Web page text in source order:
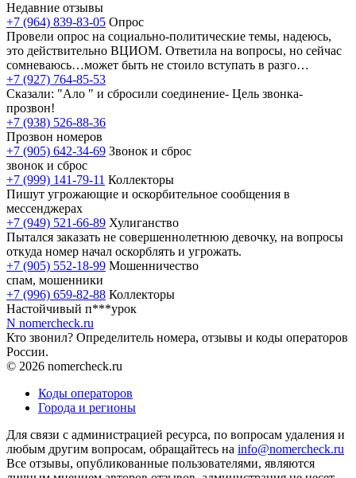
Недавние отзывы
+7 (964) 839-83-05 Опрос
Провели опрос на социально-политические темы, надеюсь,
это действительно ВЦИОМ. Ответила на вопросы, но сейчас
сомневаюсь…может быть не стоило вступать в разго…
+7 (927) 764-85-53
Сказали: "Ало " и сбросили соединение- Цель звонка-
прозвон!
+7 (938) 526-88-36
Прозвон номеров
+7 (905) 642-34-69 Звонок и сброс
звонок и сброс
+7 (999) 141-79-11 Коллекторы
Пишут угрожающие и оскорбительное сообщения в
мессенджерах
+7 (949) 521-66-89 Хулиганство
Пытался заказать не совершеннолетнюю девочку, на вопросы
откуда номер начал оскорблять и угрожать.
+7 (905) 552-18-99 Мошенничество
спам, мошенники
+7 (996) 659-82-88 Коллекторы
Настойчивый п***урок
N nomercheck.ru
Кто звонил? Определитель номера, отзывы и коды операторов
России.
© 2026 nomercheck.ru
Коды операторов
Города и регионы
Для связи с администрацией ресурса, по вопросам удаления и
любым другим вопросам, обращайтесь на info@nomercheck.ru
Все отзывы, опубликованные пользователями, являются